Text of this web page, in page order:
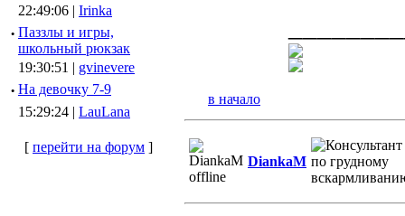
22:49:06 | Irinka
· Паззлы и игры,
школьный рюкзак
19:30:51 | gvinevere
· Hа девочку 7-9
15:29:24 | LauLana
[ перейти на форум ]
в начало
DiankaM